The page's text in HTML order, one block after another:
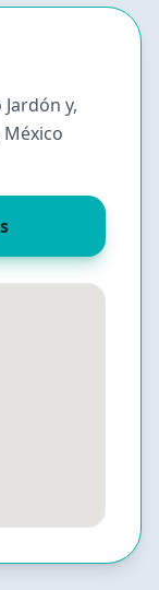
y,